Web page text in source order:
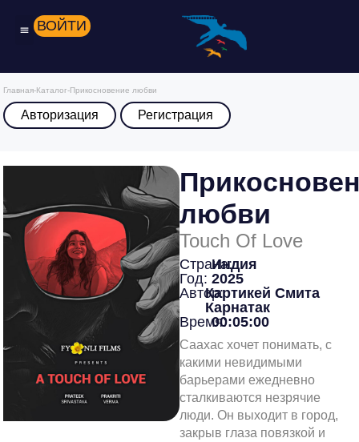
ВОЙТИ
Главная-Каталог-Прикосновение любви
Авторизация Регистрация
любви
Touch Of Love
Страна:Индия
Год: 2025
Автор:Картикей Смита
Карнатак
Время:00:05:00
Саахас хочет понимать, с
какими невидимыми
барьерами ежедневно
сталкиваются незрячие
люди. Он выходит в город,
закрыв глаза повязкой и